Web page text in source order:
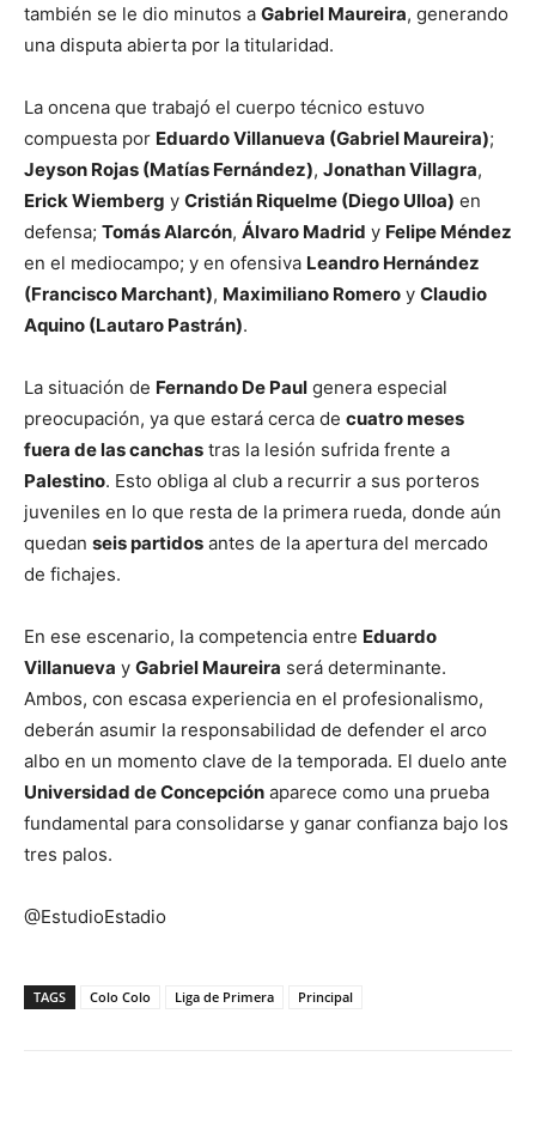
también se le dio minutos a Gabriel Maureira, generando
una disputa abierta por la titularidad.
La oncena que trabajó el cuerpo técnico estuvo
compuesta por Eduardo Villanueva (Gabriel Maureira);
Jeyson Rojas (Matías Fernández), Jonathan Villagra,
Erick Wiemberg y Cristián Riquelme (Diego Ulloa) en
defensa; Tomás Alarcón, Álvaro Madrid y Felipe Méndez
en el mediocampo; y en ofensiva Leandro Hernández
(Francisco Marchant), Maximiliano Romero y Claudio
Aquino (Lautaro Pastrán).
La situación de Fernando De Paul genera especial
preocupación, ya que estará cerca de cuatro meses
fuera de las canchas tras la lesión sufrida frente a
Palestino. Esto obliga al club a recurrir a sus porteros
juveniles en lo que resta de la primera rueda, donde aún
quedan seis partidos antes de la apertura del mercado
de fichajes.
En ese escenario, la competencia entre Eduardo
Villanueva y Gabriel Maureira será determinante.
Ambos, con escasa experiencia en el profesionalismo,
deberán asumir la responsabilidad de defender el arco
albo en un momento clave de la temporada. El duelo ante
Universidad de Concepción aparece como una prueba
fundamental para consolidarse y ganar confianza bajo los
tres palos.
@EstudioEstadio
TAGS Colo Colo Liga de Primera Principal